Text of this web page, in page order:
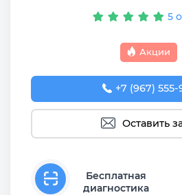
5
Акции
+7 (967) 555-
Оставить
Бесплатная
диагностика